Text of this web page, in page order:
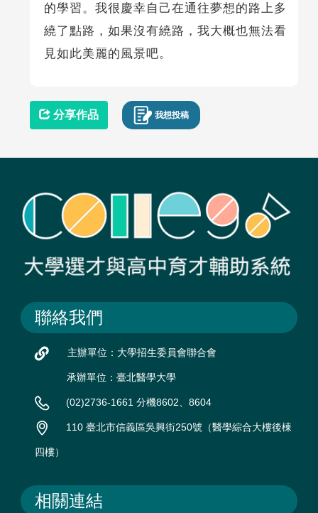
的學習。我很慶幸自己在通往夢想的路上多
繞了點路，如果沒有繞路，我大概也無法看
見如此美麗的風景吧。
分享作品 我想投稿
聯絡我們
主辦單位：大學招生委員會聯合會
承辦單位：臺北醫學大學
(02)2736-1661 分機8602、8604
110 臺北市信義區吳興街250號（醫學綜合大樓後棟
四樓）
相關連結